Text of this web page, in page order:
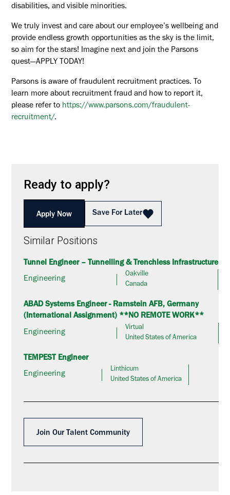
Ready to apply?
Apply Now Save For Later
Similar Positions
Tunnel Engineer – Tunnelling & Trenchless Infrastructure
Engineering
Oakville
Canada
ABAD Systems Engineer - Ramstein AFB, Germany
(International Assignment) **NO REMOTE WORK**
Engineering
Virtual
United States of America
TEMPEST Engineer
Engineering
Linthicum
United States of America
Join Our Talent Community
disabilities, and visible minorities.
We truly invest and care about our employee’s wellbeing and
provide endless growth opportunities as the sky is the limit,
so aim for the stars! Imagine next and join the Parsons
quest—APPLY TODAY!
Parsons is aware of fraudulent recruitment practices. To
learn more about recruitment fraud and how to report it,
please refer to https://www.parsons.com/fraudulent-
recruitment/.